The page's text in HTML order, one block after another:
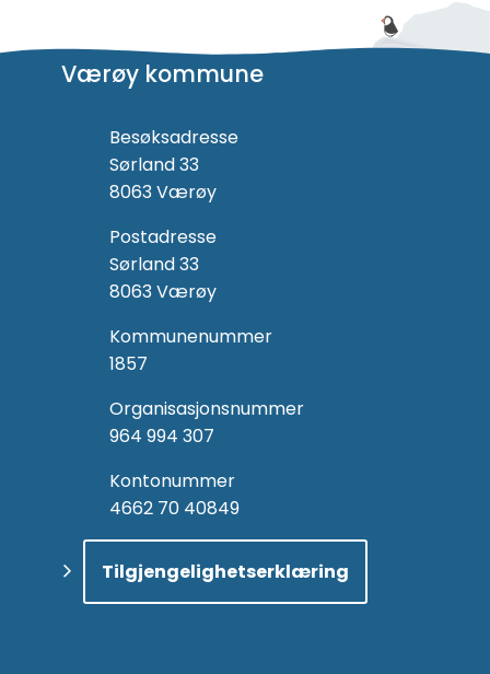
Værøy kommune
Besøksadresse
Sørland 33
8063 Værøy
Postadresse
Sørland 33
8063 Værøy
Kommunenummer
1857
Organisasjonsnummer
964 994 307
Kontonummer
4662 70 40849
Tilgjengelighetserklæring